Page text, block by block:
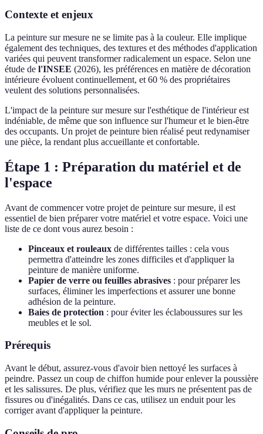
Contexte et enjeux
La peinture sur mesure ne se limite pas à la couleur. Elle implique
également des techniques, des textures et des méthodes d'application
variées qui peuvent transformer radicalement un espace. Selon une
étude de l'INSEE (2026), les préférences en matière de décoration
intérieure évoluent continuellement, et 60 % des propriétaires
veulent des solutions personnalisées.
L'impact de la peinture sur mesure sur l'esthétique de l'intérieur est
indéniable, de même que son influence sur l'humeur et le bien-être
des occupants. Un projet de peinture bien réalisé peut redynamiser
une pièce, la rendant plus accueillante et confortable.
Étape 1 : Préparation du matériel et de
l'espace
Avant de commencer votre projet de peinture sur mesure, il est
essentiel de bien préparer votre matériel et votre espace. Voici une
liste de ce dont vous aurez besoin :
Pinceaux et rouleaux de différentes tailles : cela vous
permettra d'atteindre les zones difficiles et d'appliquer la
peinture de manière uniforme.
Papier de verre ou feuilles abrasives : pour préparer les
surfaces, éliminer les imperfections et assurer une bonne
adhésion de la peinture.
Baies de protection : pour éviter les éclaboussures sur les
meubles et le sol.
Prérequis
Avant le début, assurez-vous d'avoir bien nettoyé les surfaces à
peindre. Passez un coup de chiffon humide pour enlever la poussière
et les salissures. De plus, vérifiez que les murs ne présentent pas de
fissures ou d'inégalités. Dans ce cas, utilisez un enduit pour les
corriger avant d'appliquer la peinture.